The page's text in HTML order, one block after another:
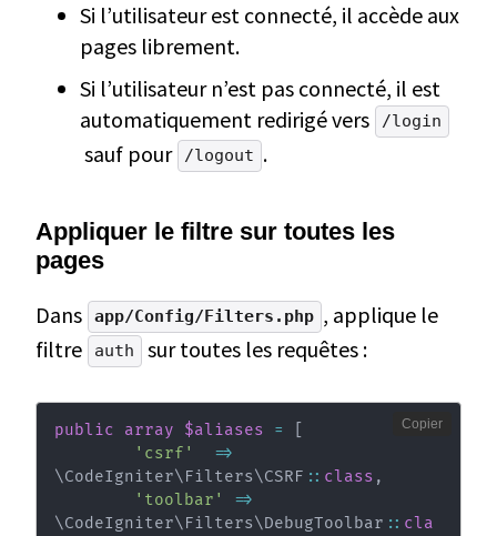
Si l’utilisateur est connecté, il accède aux
pages librement.
Si l’utilisateur n’est pas connecté, il est
automatiquement redirigé vers
/login
sauf pour /logout .
Appliquer le filtre sur toutes les
pages
Dans
app/Config/Filters.php , applique le
filtre
auth sur toutes les requêtes :
public array $aliases =
'csrf'
=>
\CodeIgniter\ Filters\CSRF :: class ,
'toolbar'
=>
\CodeIgniter\ Filters\DebugToolbar :: cla
Copier